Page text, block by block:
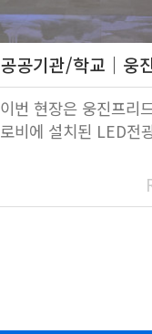
공공기관/학교 웅진프리
이번 현장은 웅진프리
로비에 설치된 LED전